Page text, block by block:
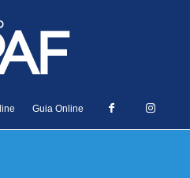
Guia Online